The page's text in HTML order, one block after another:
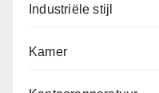
Industriële stijl
Kamer